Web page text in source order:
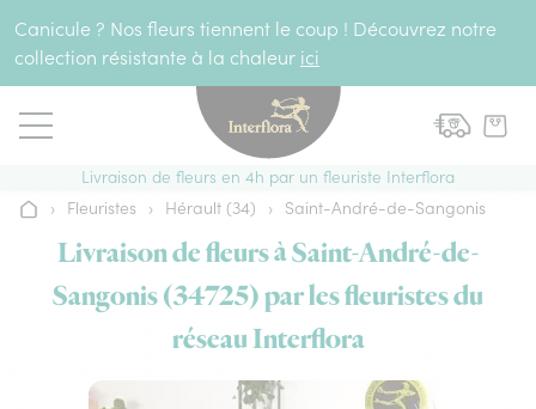
Canicule ? Nos fleurs tiennent le coup ! Découvrez notre
collection résistante à la chaleur ici
Livraison de fleurs en 4h par un fleuriste Interflora
Accueil
› Fleuristes › Hérault (34) › Saint-André-de-Sangonis
Livraison de fleurs à Saint-André-de-
Sangonis (34725) par les fleuristes du
réseau Interflora